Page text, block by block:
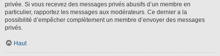
privée. Si vous recevez des messages privés abusifs d’un membre en
particulier, rapportez les messages aux modérateurs. Ce dernier a la
possibilité d’empêcher complètement un membre d’envoyer des messages
privés.
Haut